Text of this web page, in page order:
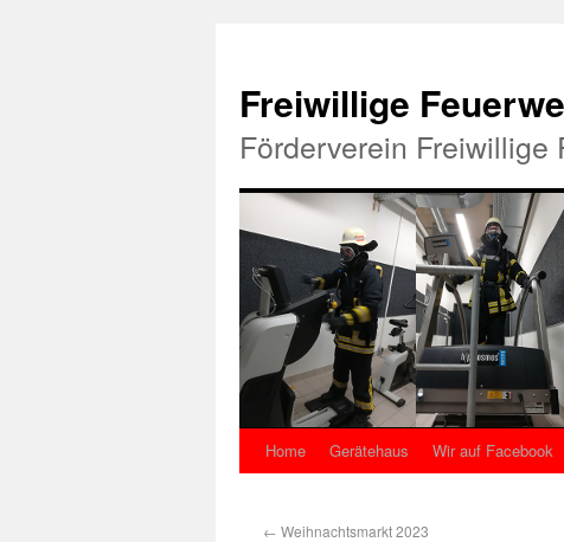
Freiwillige
Förderverein Freiwillige
Home Gerätehaus Wir auf Facebook
← Weihnachtsmarkt 2023